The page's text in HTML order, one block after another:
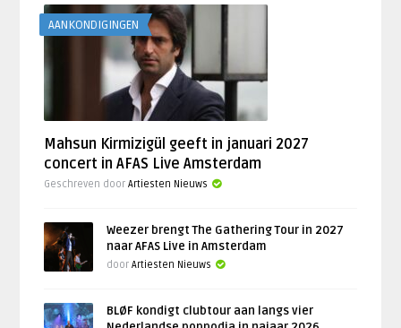
AANKONDIGINGEN
Mahsun Kirmizigül geeft in januari 2027
concert in AFAS Live Amsterdam
Geschreven doorArtiesten Nieuws
Weezer brengt The Gathering Tour in 2027
naar AFAS Live in Amsterdam
doorArtiesten Nieuws
BLØF kondigt clubtour aan langs vier